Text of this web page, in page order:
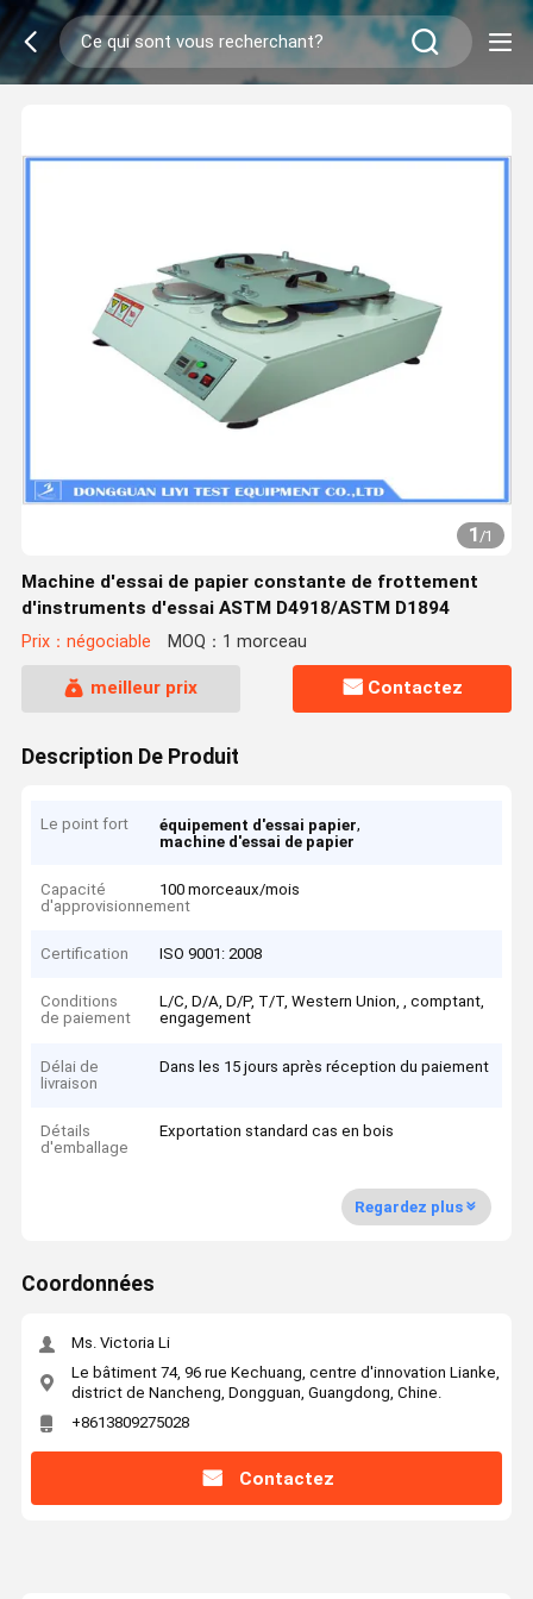
1/1
Machine d'essai de papier constante de frottement
d'instruments d'essai ASTM D4918/ASTM D1894
Prix：négociable MOQ：1 morceau
meilleur prix Contactez
Description De Produit
Le point fort équipement d'essai papier,
machine d'essai de papier
Capacité
d'approvisionnement
100 morceaux/mois
Certification ISO 9001: 2008
Conditions
de paiement
L/C, D/A, D/P, T/T, Western Union, , comptant,
engagement
Délai de
livraison
Dans les 15 jours après réception du paiement
Détails
d'emballage
Exportation standard cas en bois
Regardez plus
Coordonnées
Ms. Victoria Li
Le bâtiment 74, 96 rue Kechuang, centre d'innovation Lianke,
district de Nancheng, Dongguan, Guangdong, Chine.
+8613809275028
Contactez